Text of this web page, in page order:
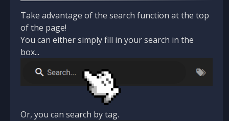
Take advantage of the search function at the top
of the page!
You can either simply fill in your search in the
box...
Or, you can search by tag.